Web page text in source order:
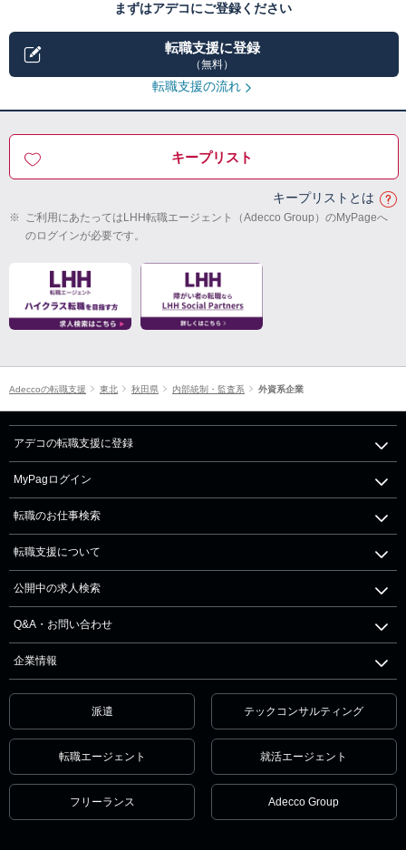
まずはアデコにご登録ください
転職支援に登録
（無料）
転職支援の流れ
キープリスト
キープリストとは
※ ご利用にあたってはLHH転職エージェント（Adecco Group）のMyPageへ
のログインが必要です。
Adeccoの転職支援 東北 秋田県 内部統制・監査系 外資系企業
アデコの転職支援に登録
MyPagログイン
転職のお仕事検索
転職支援について
公開中の求人検索
Q&A・お問い合わせ
企業情報
派遣 テックコンサルティング
転職エージェント 就活エージェント
フリーランス Adecco Group